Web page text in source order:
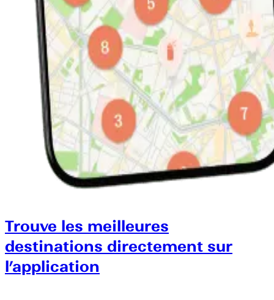
Trouve les meilleures
destinations directement sur
l’application